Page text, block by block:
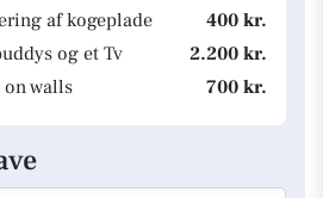
af kogeplade
400 kr.
og et Tv
2.200 kr.
walls
700 kr.